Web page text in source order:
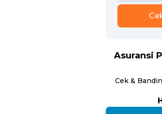
Asuransi
Cek &